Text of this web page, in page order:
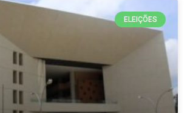
ELEIÇÕES